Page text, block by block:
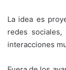
La idea es
redes
interacciones